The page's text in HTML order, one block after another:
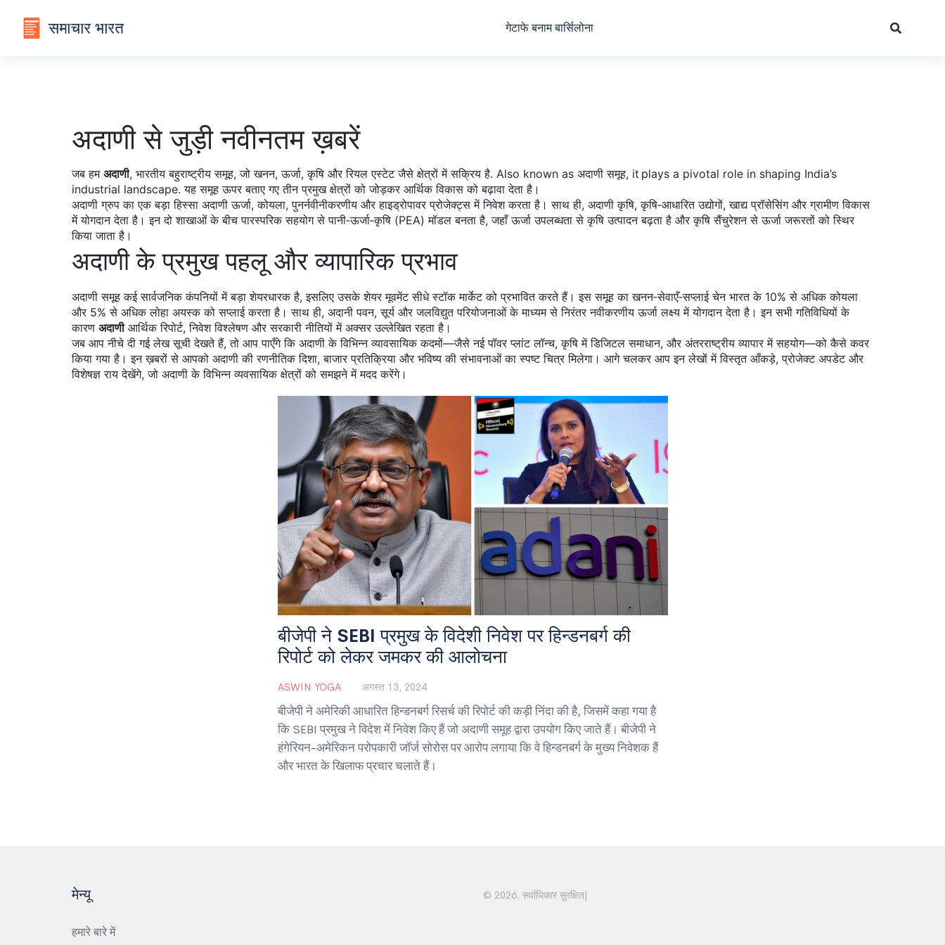
गेटाफे बनाम बार्सिलोना
अदाणी से जुड़ी नवीनतम ख़बरें
जब हम अदाणी, भारतीय बहुराष्ट्रीय समूह, जो खनन, ऊर्जा, कृषि और रियल एस्टेट जैसे क्षेत्रों में सक्रिय है. Also known as अदाणी समूह, it plays a pivotal role in shaping India’s
industrial landscape. यह समूह ऊपर बताए गए तीन प्रमुख क्षेत्रों को जोड़कर आर्थिक विकास को बढ़ावा देता है।
अदाणी ग्रुप का एक बड़ा हिस्सा अदाणी ऊर्जा,कोयला, पुनर्नवीनीकरणीय और हाइड्रोपावर प्रोजेक्ट्स में निवेश करता है । साथ ही, अदाणी कृषि,कृषि‑आधारित उद्योगों, खाद्य प्रॉसेसिंग और ग्रामीण विकास
में योगदान देता है । इन दो शाखाओं के बीच पारस्परिक सहयोग से पानी‑ऊर्जा‑कृषि (PEA) मॉडल बनता है, जहाँ ऊर्जा उपलब्धता से कृषि उत्पादन बढ़ता है और कृषि सैंचुरेशन से ऊर्जा जरूरतों को स्थिर
किया जाता है।
अदाणी के प्रमुख पहलू और व्यापारिक प्रभाव
अदाणी समूह कई सार्वजनिक कंपनियों में बड़ा शेयरधारक है, इसलिए उसके शेयर मूवमेंट सीधे स्टॉक मार्केट को प्रभावित करते हैं। इस समूह का खनन‑सेवाएँ‑सप्लाई चेन भारत के 10% से अधिक कोयला
और 5% से अधिक लोहा अयस्क को सप्लाई करता है। साथ ही, अदानी पवन, सूर्य और जलविद्युत परियोजनाओं के माध्यम से निरंतर नवीकरणीय ऊर्जा लक्ष्य में योगदान देता है। इन सभी गतिविधियों के
कारण अदाणीआर्थिक रिपोर्ट, निवेश विश्लेषण और सरकारी नीतियों में अक्सर उल्लेखित रहता है।
जब आप नीचे दी गई लेख सूची देखते हैं, तो आप पाएँगे कि अदाणी के विभिन्न व्यावसायिक कदमों—जैसे नई पॉवर प्लांट लॉन्च, कृषि में डिजिटल समाधान, और अंतरराष्ट्रीय व्यापार में सहयोग—को कैसे कवर
किया गया है। इन ख़बरों से आपको अदाणी की रणनीतिक दिशा, बाजार प्रतिक्रिया और भविष्य की संभावनाओं का स्पष्ट चित्र मिलेगा। आगे चलकर आप इन लेखों में विस्तृत आँकड़े, प्रोजेक्ट अपडेट और
विशेषज्ञ राय देखेंगे, जो अदाणी के विभिन्न व्यवसायिक क्षेत्रों को समझने में मदद करेंगे।
बीजेपी ने SEBI प्रमुख के विदेशी निवेश पर हिन्डनबर्ग की
रिपोर्ट को लेकर जमकर की आलोचना
ASWIN YOGA अगस्त 13, 2024
बीजेपी ने अमेरिकी आधारित हिन्डनबर्ग रिसर्च की रिपोर्ट की कड़ी निंदा की है, जिसमें कहा गया है
कि SEBI प्रमुख ने विदेश में निवेश किए हैं जो अदाणी समूह द्वारा उपयोग किए जाते हैं। बीजेपी ने
हंगेरियन-अमेरिकन परोपकारी जॉर्ज सोरोस पर आरोप लगाया कि वे हिन्डनबर्ग के मुख्य निवेशक हैं
और भारत के खिलाफ प्रचार चलाते हैं।
मेन्यू
हमारे बारे में
© 2026. सर्वाधिकार सुरक्षित|